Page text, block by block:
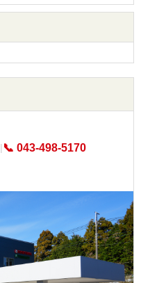
| 📞 043-498-5170